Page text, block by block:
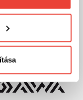
nem fogunk
kapcsolatban.